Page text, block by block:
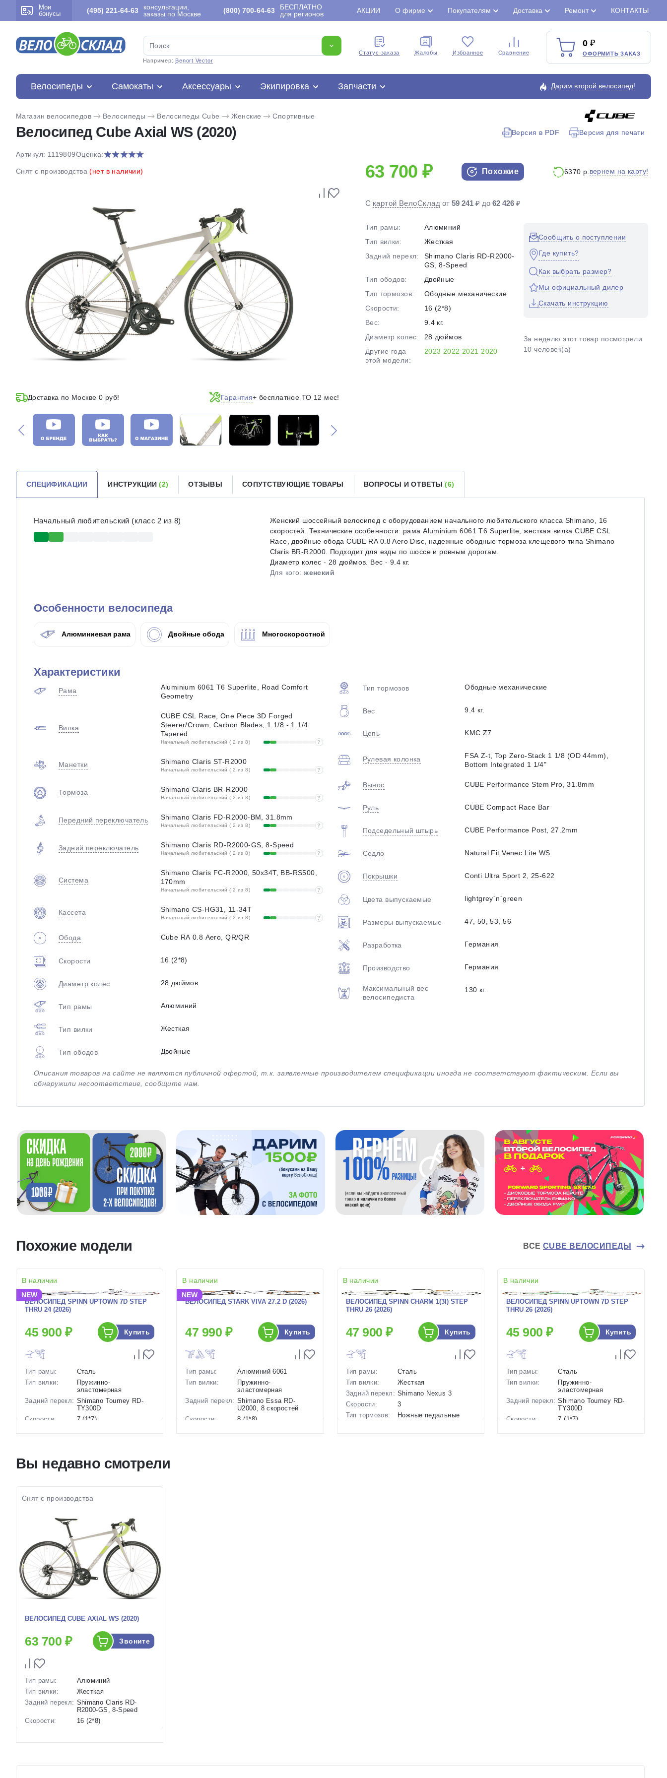
Мои
бонусы
(495) 221-64-63
консультации,
заказы по Москве
(800) 700-64-63
БЕСПЛАТНО
для регионов
АКЦИИ О фирме Покупателям Доставка Ремонт КОНТАКТЫ
Например: Benort Vector
Cтатус заказа Жалобы Избранное Сравнение
0
ОФОРМИТЬ ЗАКАЗ
Велосипеды Самокаты Аксессуары Экипировка Запчасти Дарим второй велосипед!
Магазин велосипедов Велосипеды Велосипеды Cube Женские Спортивные
Велосипед Cube Axial WS (2020) Версия в PDF Версия для печати
Артикул: 1119809Оценка:
Снят с производства(нет в наличии)
Доставка по Москве 0 руб! Гарантия+ бесплатное ТО 12 мес!
63 700 ₽ Похожие 6370 р. вернем на карту!
С картой ВелоСклад от59 241 ₽ до62 426 ₽
Тип рамы:
Алюминий
Тип вилки:
Жесткая
Задний перекл:
Shimano Claris RD-R2000-
GS, 8-Speed
Тип ободов:
Двойные
Тип тормозов:
Ободные механические
Скорости:
16 (2*8)
Вес:
9.4 кг.
Диаметр колес:
28 дюймов
Другие года
этой модели:
2023 2022 2021 2020
Сообщить о поступлении
Где купить?
Как выбрать размер?
Мы официальный дилер
Скачать инструкцию
За неделю этот товар посмотрели
10 человек(а)
СПЕЦИФИКАЦИИ ИНСТРУКЦИИ(2) ОТЗЫВЫ СОПУТСТВУЮЩИЕ ТОВАРЫ ВОПРОСЫ И ОТВЕТЫ(6)
Начальный любительский (класс 2 из 8)
Женский шоссейный велосипед с оборудованием начального любительского класса Shimano, 16
скоростей. Технические особенности: рама Aluminium 6061 T6 Superlite, жесткая вилка CUBE CSL
Race, двойные обода CUBE RA 0.8 Aero Disc, надежные ободные тормоза клещевого типа Shimano
Claris BR-R2000. Подходит для езды по шоссе и ровным дорогам.
Диаметр колес - 28 дюймов. Вес - 9.4 кг.
Для кого:женский
Особенности велосипеда
Алюминиевая рама Двойные обода Многоскоростной
Характеристики
Рама
Aluminium 6061 T6 Superlite, Road Comfort
Geometry
Вилка
CUBE CSL Race, One Piece 3D Forged
Steerer/Crown, Carbon Blades, 1 1/8 - 1 1/4
Tapered
Начальный любительский ( 2 из 8) ?
Манетки Shimano Claris ST-R2000
Начальный любительский ( 2 из 8) ?
Тормоза Shimano Claris BR-R2000
Начальный любительский ( 2 из 8) ?
Передний переключатель Shimano Claris FD-R2000-BM, 31.8mm
Начальный любительский ( 2 из 8) ?
Задний переключатель Shimano Claris RD-R2000-GS, 8-Speed
Начальный любительский ( 2 из 8) ?
Система
Shimano Claris FC-R2000, 50x34T, BB-RS500,
170mm
Начальный любительский ( 2 из 8) ?
Кассета Shimano CS-HG31, 11-34T
Начальный любительский ( 2 из 8) ?
Обода Cube RA 0.8 Aero, QR/QR
Скорости 16 (2*8)
Диаметр колес 28 дюймов
Тип рамы Алюминий
Тип вилки Жесткая
Тип ободов Двойные
Тип тормозов Ободные механические
Вес 9.4 кг.
Цепь KMC Z7
Рулевая колонка
FSA Z-t, Top Zero-Stack 1 1/8 (OD 44mm),
Bottom Integrated 1 1/4"
Вынос CUBE Performance Stem Pro, 31.8mm
Руль CUBE Compact Race Bar
Подседельный штырь CUBE Performance Post, 27.2mm
Седло Natural Fit Venec Lite WS
Покрышки Conti Ultra Sport 2, 25-622
Цвета выпускаемые lightgrey´n´green
Размеры выпускаемые 47, 50, 53, 56
Разработка Германия
Производство Германия
Максимальный вес
велосипедиста
130 кг.
Описания товаров на сайте не являются публичной офертой, т.к. заявленные производителем спецификации иногда не соответствуют фактическим. Если вы
обнаружили несоответствие, сообщите нам.
Похожие модели ВСЕCUBE ВЕЛОСИПЕДЫ
В наличии
NEW
ВЕЛОСИПЕД SPINN UPTOWN 7D STEP
THRU 24 (2026)
45 900 ₽ Купить
Тип рамы:
Сталь
Тип вилки:
Пружинно-
эластомерная
Задний перекл: Shimano Tourney RD-
TY300D
Скорости:
7 (1*7)
колес:
Цвет-размер в
Голубой
В наличии
NEW
ВЕЛОСИПЕД STARK VIVA 27.2 D (2026)
47 990 ₽ Купить
Тип рамы:
Алюминий 6061
Тип вилки:
Пружинно-
эластомерная
Задний перекл: Shimano Essa RD-
U2000, 8 скоростей
Скорости:
8 (1*8)
В наличии
ВЕЛОСИПЕД SPINN CHARM 1(3I) STEP
THRU 26 (2026)
47 900 ₽ Купить
Тип рамы:
Сталь
Тип вилки:
Жесткая
Задний перекл: Shimano Nexus 3
Скорости:
3
Тип тормозов:
Ножные педальные
В наличии
ВЕЛОСИПЕД SPINN UPTOWN 7D STEP
THRU 26 (2026)
45 900 ₽ Купить
Тип рамы:
Сталь
Тип вилки:
Пружинно-
эластомерная
Задний перекл: Shimano Tourney RD-
TY300D
Скорости:
7 (1*7)
Вы недавно смотрели
Снят с производства
ВЕЛОСИПЕД CUBE AXIAL WS (2020)
63 700 ₽ Звоните
Тип рамы:
Алюминий
Тип вилки:
Жесткая
Задний перекл: Shimano Claris RD-
R2000-GS, 8-Speed
Скорости:
16 (2*8)
Разбейте
на части без переплат
График платежей
Сегодня
25%
Оплачивайте сегодня только
25% картой любого банка
Оставшиеся75% будутсписываться
Подробнееоб оплате Плайтом
недели
раз в 2 недели
Остались вопросы?